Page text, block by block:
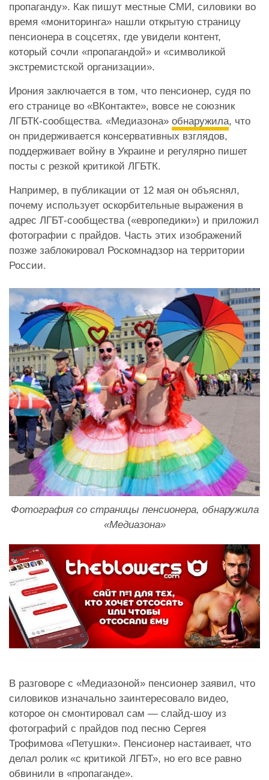
пропаганду». Как пишут местные СМИ, силовики во
время «мониторинга» нашли открытую страницу
пенсионера в соцсетях, где увидели контент,
который сочли «пропагандой» и «символикой
экстремистской организации».
Ирония заключается в том, что пенсионер, судя по
его странице во «ВКонтакте», вовсе не союзник
ЛГБТК-сообщества. «Медиазона» обнаружила, что
он придерживается консервативных взглядов,
поддерживает войну в Украине и регулярно пишет
посты с резкой критикой ЛГБТК.
Например, в публикации от 12 мая он объяснял,
почему использует оскорбительные выражения в
адрес ЛГБТ-сообщества («европедики») и приложил
фотографии с прайдов. Часть этих изображений
позже заблокировал Роскомнадзор на территории
России.
Фотография со страницы пенсионера, обнаружила
«Медиазона»
В разговоре с «Медиазоной» пенсионер заявил, что
силовиков изначально заинтересовало видео,
которое он смонтировал сам — слайд-шоу из
фотографий с прайдов под песню Сергея
Трофимова «Петушки». Пенсионер настаивает, что
делал ролик «с критикой ЛГБТ», но его все равно
обвинили в «пропаганде».